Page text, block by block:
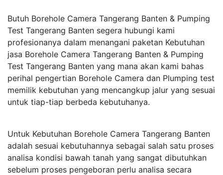
Butuh Borehole Camera Tangerang Banten & Pumping
Test Tangerang Banten segera hubungi kami
profesionanya dalam menangani paketan Kebutuhan
jasa Borehole Camera Tangerang Banten & Pumping
Test Tangerang Banten yang mana akan kami bahas
perihal pengertian Borehole Camera dan Plumping test
memilik kebutuhan yang mencangkup jalur yang sesuai
untuk tiap-tiap berbeda kebutuhanya.
Untuk Kebutuhan Borehole Camera Tangerang Banten
adalah sesuai kebutuhannya sebagai salah satu proses
analisa kondisi bawah tanah yang sangat dibutuhkan
sebelum proses pengeboran perlu analisa secara